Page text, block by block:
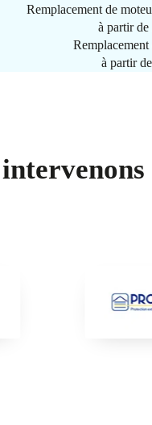
Remplacement de
à partir de
Remplacement
à partir de